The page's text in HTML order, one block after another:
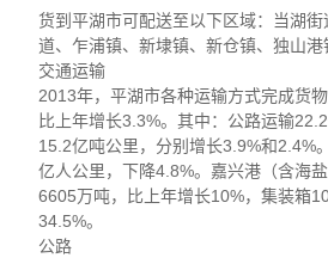
货到平湖市可配送至以下区域：当湖
道、乍浦镇、新埭镇、新仓镇、独山港
交通运输
2013年，平湖市各种运输方式完成货
比上年增长3.3%。其中：公路运输
15.2亿吨公里，分别增长3.9%和2.4%
亿人公里，下降4.8%。嘉兴港（含海
6605万吨，比上年增长10%，集装箱
34.5%。
公路